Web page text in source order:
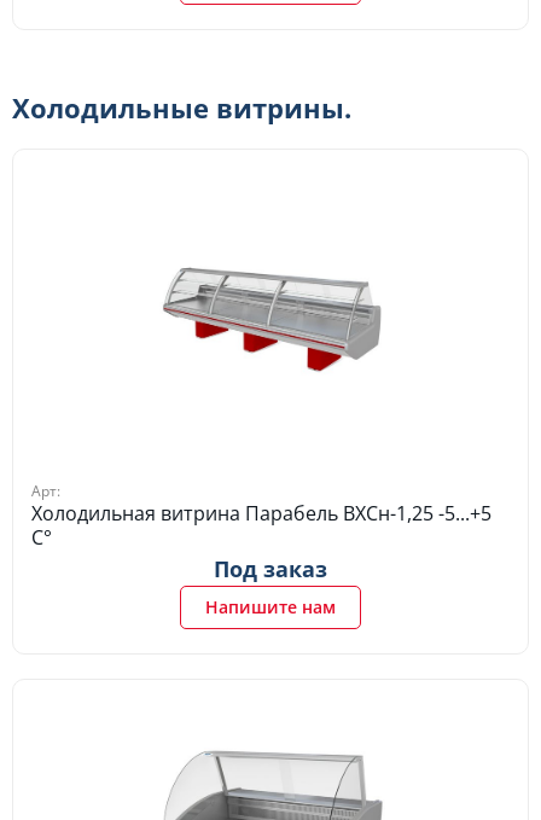
Холодильные витрины.
Арт:
Холодильная витрина Парабель ВХСн-1,25 -5...+5
C°
Под заказ
Напишите нам